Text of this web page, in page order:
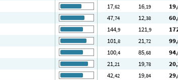
17,62 16,19 19
47,74 12,38 60
144,9 121,9
101,8 21,72 99
100,4 85,68 94
21,21 19,78 20
42,42 19,84 29